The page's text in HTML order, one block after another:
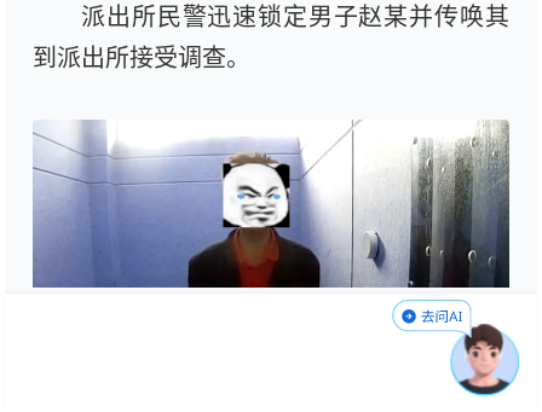
派出所民警迅速锁定男子赵某并传唤其
到派出所接受调查。